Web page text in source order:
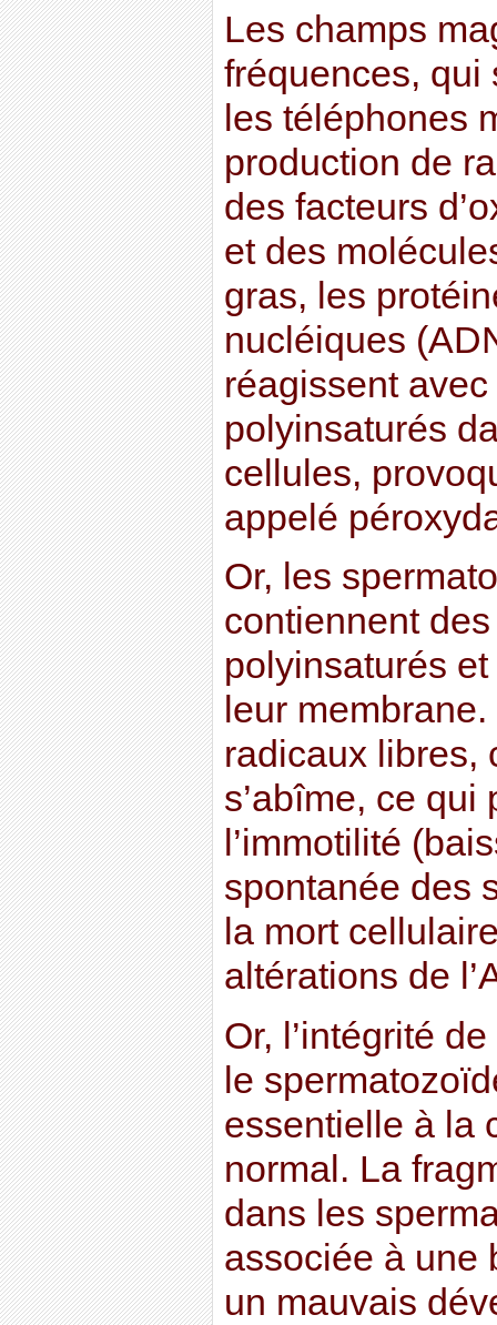
Les champs
fréquences, qui
les téléphones
production de
des facteurs
et des
gras, les
nucléiques
réagissent
polyinsaturés
cellules,
appelé
Or, les
contiennent
polyinsaturés
leur
radicaux libres,
s’abîme, ce qui
l’immotilité
spontanée des
la mort
altérations de
Or, l’intégrité
le
essentielle à la
normal. La
dans les
associée à une
un mauvais